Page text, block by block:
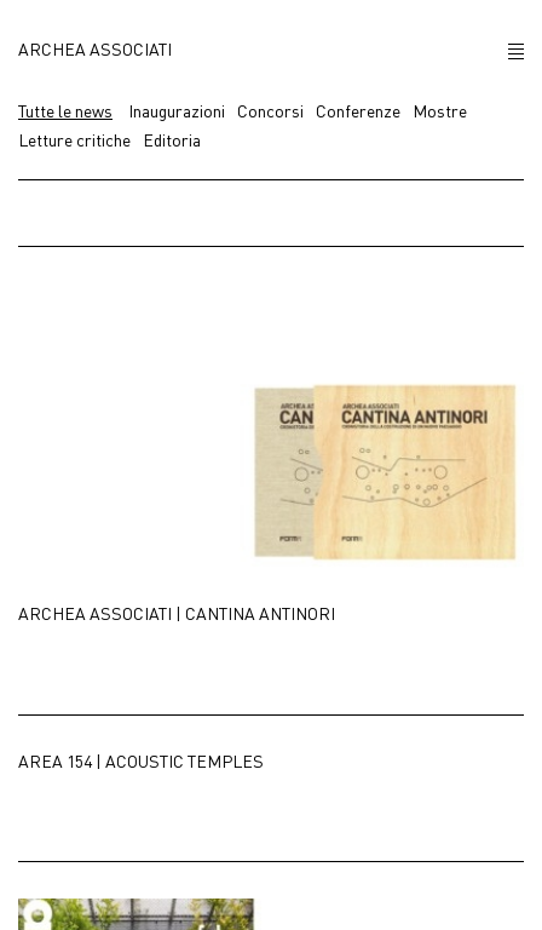
ARCHEA ASSOCIATI
CHI SIAMO
PROGETTI
CAREERS
中文
EN
Tutte le news Inaugurazioni Concorsi Conferenze
Mostre
Letture critiche
Editoria
ARCHEA ASSOCIATI | CANTINA ANTINORI
AREA 154 | ACOUSTIC TEMPLES